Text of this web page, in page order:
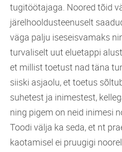
tugitöötajaga. Noored tõid
järelhooldusteenuselt
väga palju iseseisvamaks
turvaliselt uut eluetappi
et millist toetust nad täna
siiski asjaolu, et toetus
suhetest ja inimestest,
ning pigem on neid inimesi
Toodi välja ka seda, et nt
kaotamisel ei pruugigi